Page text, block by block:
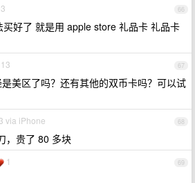
66
好了 就是用 apple store 礼品卡 礼品卡
67
美区了吗？还有其他的双币卡吗？可以试
68
via iPhone
，贵了 80 多块
69
1